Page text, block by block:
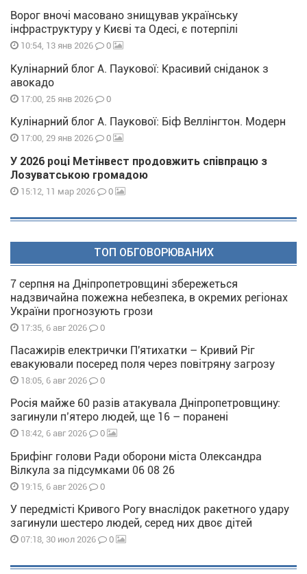
Ворог вночі масовано знищував українську
інфраструктуру у Києві та Одесі, є потерпілі
10:54, 13 янв 2026 0
Кулінарний блог А. Паукової: Красивий сніданок з
авокадо
17:00, 25 янв 2026 0
Кулінарний блог А. Паукової: Біф Веллінгтон. Модерн
17:00, 29 янв 2026 0
У 2026 році Метінвест продовжить співпрацю з
Лозуватською громадою
15:12, 11 мар 2026 0
ТОП ОБГОВОРЮВАНИХ
7 серпня на Дніпропетровщині збережеться
надзвичайна пожежна небезпека, в окремих регіонах
України прогнозують грози
17:35, 6 авг 2026 0
Пасажирів електрички П'ятихатки – Кривий Ріг
евакуювали посеред поля через повітряну загрозу
18:05, 6 авг 2026 0
Росія майже 60 разів атакувала Дніпропетровщину:
загинули п’ятеро людей, ще 16 – поранені
18:42, 6 авг 2026 0
Брифінг голови Ради оборони міста Олександра
Вілкула за підсумками 06 08 26
19:15, 6 авг 2026 0
У передмісті Кривого Рогу внаслідок ракетного удару
загинули шестеро людей, серед них двоє дітей
07:18, 30 июл 2026 0